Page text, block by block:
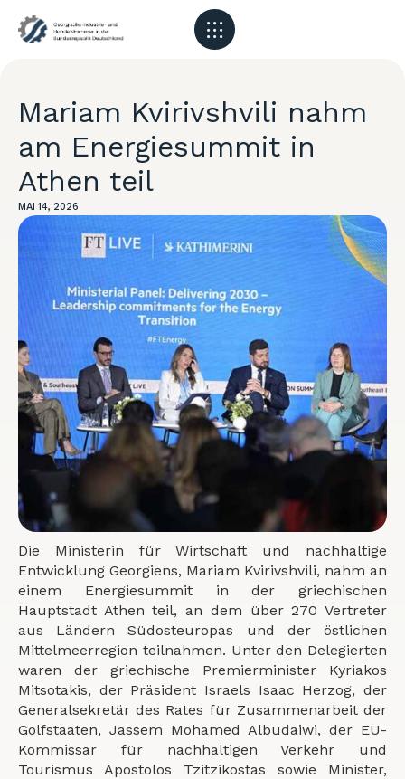
Mariam Kvirivshvili nahm
am Energiesummit in
Athen teil
MAI 14, 2026
Die Ministerin für Wirtschaft und nachhaltige
Entwicklung Georgiens, Mariam Kvirivshvili, nahm an
einem Energiesummit in der griechischen
Hauptstadt Athen teil, an dem über 270 Vertreter
aus Ländern Südosteuropas und der östlichen
Mittelmeerregion teilnahmen. Unter den Delegierten
waren der griechische Premierminister Kyriakos
Mitsotakis, der Präsident Israels Isaac Herzog, der
Generalsekretär des Rates für Zusammenarbeit der
Golfstaaten, Jassem Mohamed Albudaiwi, der EU-
Kommissar für nachhaltigen Verkehr und
Tourismus Apostolos Tzitzikostas sowie Minister,